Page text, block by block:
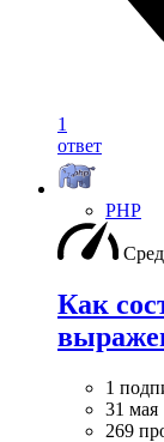
1
ответ
PHP
Как
1
31 мая
269